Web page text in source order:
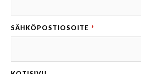
SÄHKÖPOSTIOSOITE *